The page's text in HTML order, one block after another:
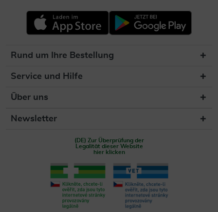
Rund um Ihre Bestellung
Service und Hilfe
Über uns
Newsletter
(DE) Zur Überprüfung der
Legalität dieser Website
hier klicken